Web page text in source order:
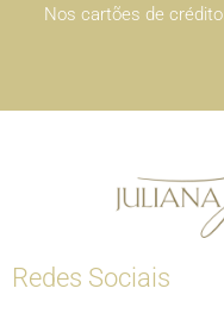
Nos cartões de crédito
Redes Sociais